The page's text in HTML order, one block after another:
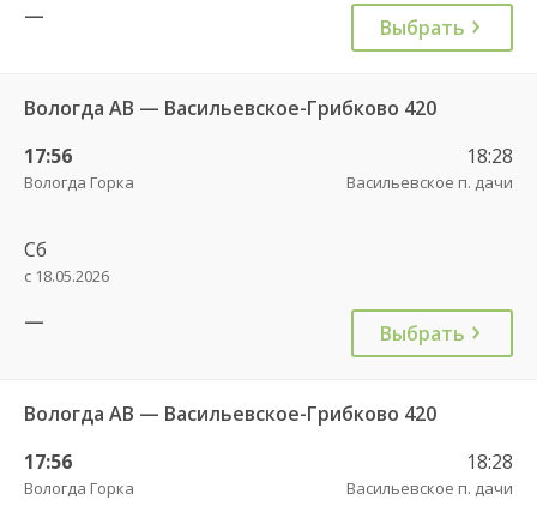
— Выбрать
Вологда АВ — Васильевское-Грибково 420
17:56
Вологда Горка
18:28
Васильевское п. дачи
Сб
с 18.05.2026
— Выбрать
Вологда АВ — Васильевское-Грибково 420
17:56
Вологда Горка
18:28
Васильевское п. дачи